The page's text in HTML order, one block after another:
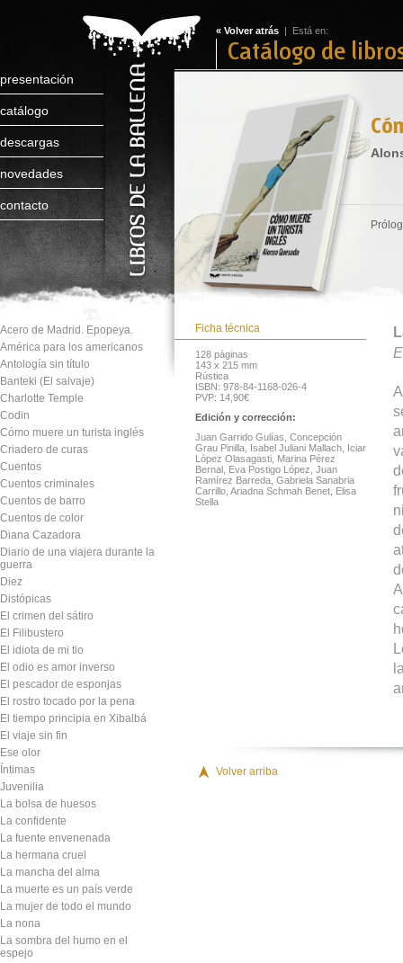
presentación
catálogo
descargas
novedades
contacto
Acero de Madrid. Epopeya.
América para los americanos
Antología sin título
Banteki (El salvaje)
Charlotte Temple
Codin
Cómo muere un turista inglés
Criadero de curas
Cuentos
Cuentos criminales
Cuentos de barro
Cuentos de color
Diana Cazadora
Diario de una viajera durante la
guerra
Diez
Distópicas
El crimen del sátiro
El Filibustero
El idiota de mi tio
El odio es amor inverso
El pescador de esponjas
El rostro tocado por la pena
El tiempo principia en Xibalbá
El viaje sin fin
Ese olor
Íntimas
Juvenilia
La bolsa de huesos
La confidente
La fuente envenenada
La hermana cruel
La mancha del alma
La muerte es un país verde
La mujer de todo el mundo
La nona
La sombra del humo en el
espejo
« Volver atrás | Está en:
Catálogo de
Ficha técnica
128 páginas
143 x 215 mm
Rústica
ISBN: 978-84-1168-026-4
PVP: 14,90€
Edición y corrección:
Juan Garrido Gulías, Concepción
Grau Pinilla, Isabel Juliani Mallach, Iciar
López Olasagasti, Marina Pérez
Bernal, Eva Postigo López, Juan
Ramírez Barreda, Gabriela Sanabria
Carrillo, Ariadna Schmah Benet, Elisa
Stella
Volver arriba